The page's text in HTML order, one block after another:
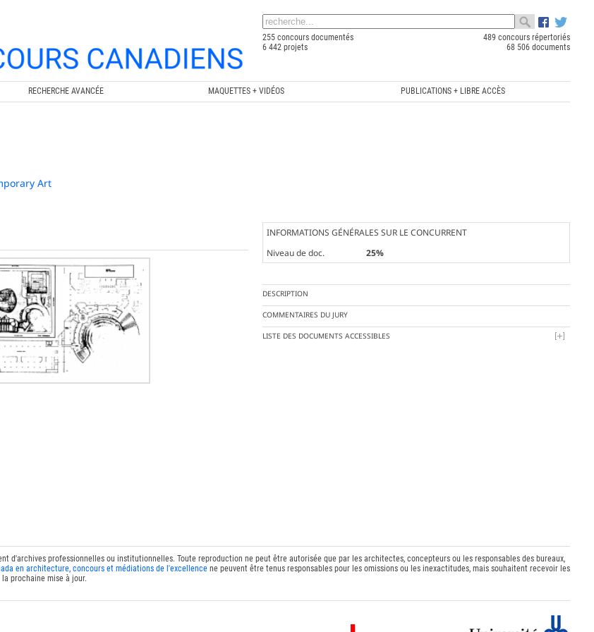
255 concours documentés
489 concours répertoriés
6 442 projets
68 506 documents
RECHERCHE AVANCÉE MAQUETTES + VIDÉOS PUBLICATIONS + LIBRE ACCÈS
Art
INFORMATIONS GÉNÉRALES SUR LE CONCURRENT
Niveau de doc.
25%
DESCRIPTION
COMMENTAIRES DU JURY
LISTE DES DOCUMENTS ACCESSIBLES
d'archives professionnelles ou institutionnelles. Toute reproduction ne peut être autorisée que par les architectes, concepteurs ou les responsables des bureaux,
en architecture, concours et médiations de l'excellencene peuvent être tenus responsables pour les omissions ou les inexactitudes, mais souhaitent recevoir les
prochaine mise à jour.